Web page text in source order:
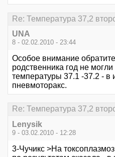
Re: Температура 37,2
UNA
8 - 02.02.2010 - 23:44
Особое внимание
родственника год не
температуры 37.1 -37.2 - в
пневмоторакс.
Re: Температура 37,2
Lenysik
9 - 03.02.2010 - 12:28
3-Чучикс >На